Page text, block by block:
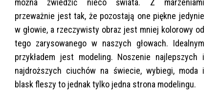
można zwiedzić nieco świata. Z marzeniami
przeważnie jest tak, że pozostają one piękne jedynie
w głowie, a rzeczywisty obraz jest mniej kolorowy od
tego zarysowanego w naszych głowach. Idealnym
przykładem jest modeling. Noszenie najlepszych i
najdroższych ciuchów na świecie, wybiegi, moda i
blask fleszy to jednak tylko jedna strona modelingu.